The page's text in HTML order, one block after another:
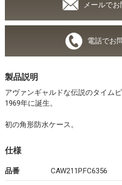
メールで
電話でお
製品説明
アヴァンギャルドな伝説のタイム
1969年に誕生。
初の角形防水ケース。
仕様
品番 CAW211P.FC6356